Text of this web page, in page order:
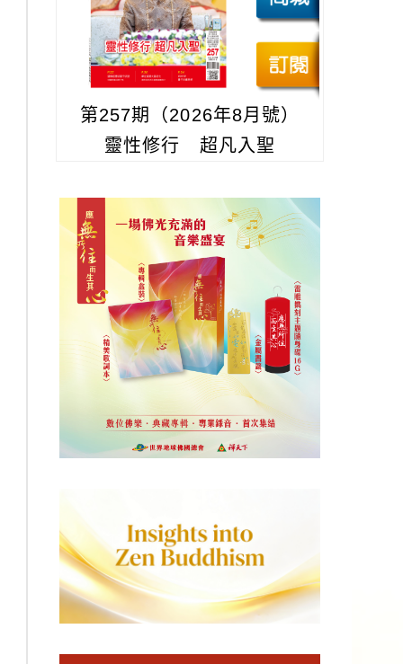
第257期（2026年8月號）
靈性修行 超凡入聖